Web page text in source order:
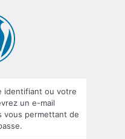
identifiant ou votre
un e-mail
vous permettant de